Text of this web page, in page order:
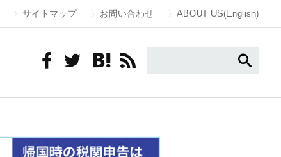
サイトマップ お問い合わせ ABOUT US(English)